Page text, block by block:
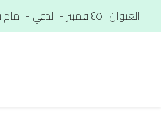
العنوان : ٤٥ قمبيز - الدقي - امام نادي الصيد - الاتصال علي رقم. : 01012566900